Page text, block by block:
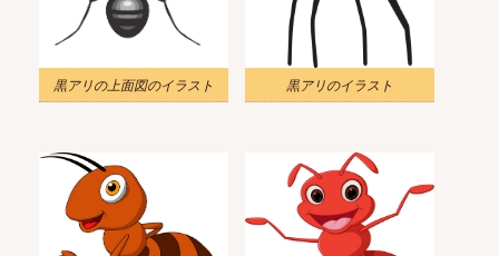
黒アリの上面図のイラスト 黒アリのイラスト